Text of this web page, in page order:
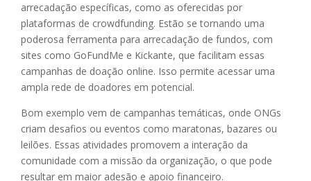
arrecadação específicas, como as oferecidas por
plataformas de crowdfunding. Estão se tornando uma
poderosa ferramenta para arrecadação de fundos, com
sites como GoFundMe e Kickante, que facilitam essas
campanhas de doação online. Isso permite acessar uma
ampla rede de doadores em potencial.
Bom exemplo vem de campanhas temáticas, onde ONGs
criam desafios ou eventos como maratonas, bazares ou
leilões. Essas atividades promovem a interação da
comunidade com a missão da organização, o que pode
resultar em maior adesão e apoio financeiro.